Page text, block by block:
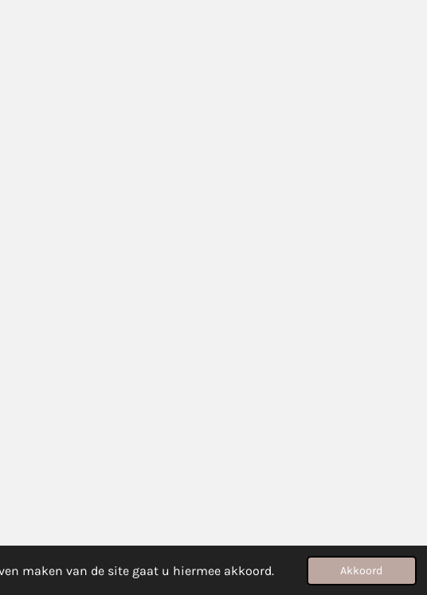
maken van de site gaat u hiermee akkoord. Akkoord